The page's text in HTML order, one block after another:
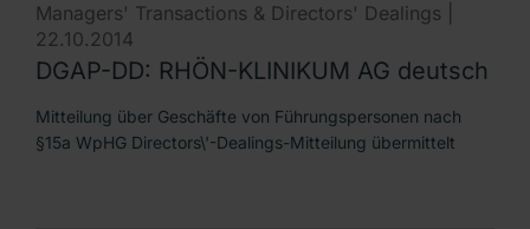
Managers' Transactions & Directors' Dealings |
22.10.2014
DGAP-DD: RHÖN-KLINIKUM AG deutsch
Mitteilung über Geschäfte von Führungspersonen nach
§15a WpHG Directors\'-Dealings-Mitteilung übermittelt